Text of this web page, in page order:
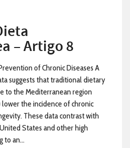
– Artigo 8
of Chronic Diseases A
suggests that traditional dietary
to the Mediterranean region
the incidence of chronic
These data contrast with
States and other high
to an...